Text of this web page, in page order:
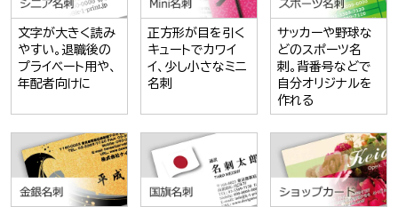
文字が大きく読み
やすい。退職後の
プライベート用や、
年配者向けに
正方形が目を引く
キュートでカワイ
イ、少し小さなミニ
名刺
サッカーや野球な
どのスポーツ名
刺。背番号などで
自分オリジナルを
作れる